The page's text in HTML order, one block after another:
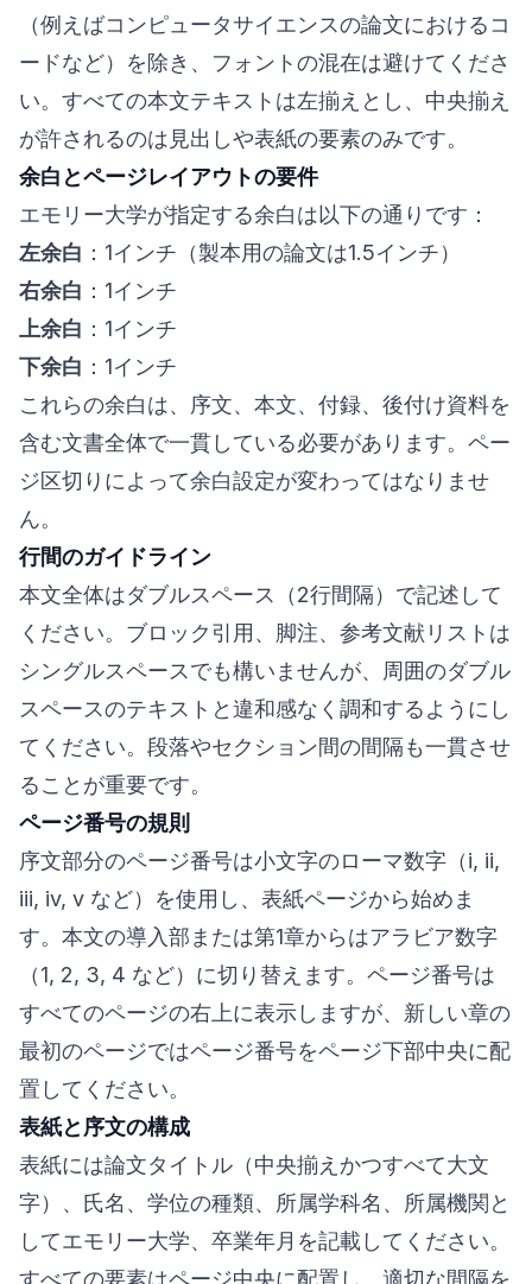
（例えばコンピュータサイエンスの論文におけるコ
ードなど）を除き、フォントの混在は避けてくださ
い。すべての本文テキストは左揃えとし、中央揃え
が許されるのは見出しや表紙の要素のみです。
余白とページレイアウトの要件
エモリー大学が指定する余白は以下の通りです：
左余白 ：1インチ（製本用の論文は1.5インチ）
右余白 ：1インチ
上余白 ：1インチ
下余白 ：1インチ
これらの余白は、序文、本文、付録、後付け資料を
含む文書全体で一貫している必要があります。ペー
ジ区切りによって余白設定が変わってはなりませ
ん。
行間のガイドライン
本文全体はダブルスペース（2行間隔）で記述して
ください。ブロック引用、脚注、参考文献リストは
シングルスペースでも構いませんが、周囲のダブル
スペースのテキストと違和感なく調和するようにし
てください。段落やセクション間の間隔も一貫させ
ることが重要です。
ページ番号の規則
序文部分のページ番号は小文字のローマ数字（i, ii,
iii, iv, v など）を使用し、表紙ページから始めま
す。本文の導入部または第1章からはアラビア数字
（1, 2, 3, 4 など）に切り替えます。ページ番号は
すべてのページの右上に表示しますが、新しい章の
最初のページではページ番号をページ下部中央に配
置してください。
表紙と序文の構成
表紙には論文タイトル（中央揃えかつすべて大文
字）、氏名、学位の種類、所属学科名、所属機関と
してエモリー大学、卒業年月を記載してください。
すべての要素はページ中央に配置し、適切な間隔を